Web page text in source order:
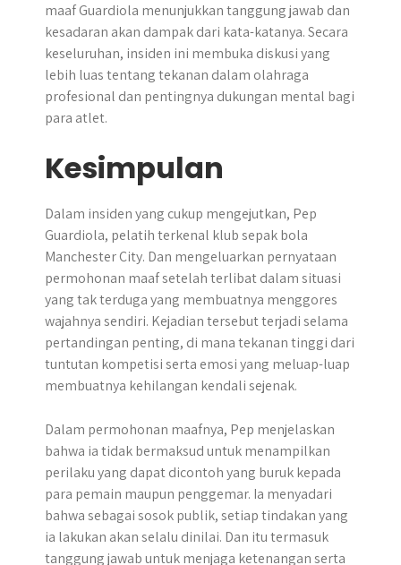
maaf Guardiola menunjukkan tanggung jawab dan
kesadaran akan dampak dari kata-katanya. Secara
keseluruhan, insiden ini membuka diskusi yang
lebih luas tentang tekanan dalam olahraga
profesional dan pentingnya dukungan mental bagi
para atlet.
Kesimpulan
Dalam insiden yang cukup mengejutkan, Pep
Guardiola, pelatih terkenal klub sepak bola
Manchester City. Dan mengeluarkan pernyataan
permohonan maaf setelah terlibat dalam situasi
yang tak terduga yang membuatnya menggores
wajahnya sendiri. Kejadian tersebut terjadi selama
pertandingan penting, di mana tekanan tinggi dari
tuntutan kompetisi serta emosi yang meluap-luap
membuatnya kehilangan kendali sejenak.
Dalam permohonan maafnya, Pep menjelaskan
bahwa ia tidak bermaksud untuk menampilkan
perilaku yang dapat dicontoh yang buruk kepada
para pemain maupun penggemar. Ia menyadari
bahwa sebagai sosok publik, setiap tindakan yang
ia lakukan akan selalu dinilai. Dan itu termasuk
tanggung jawab untuk menjaga ketenangan serta